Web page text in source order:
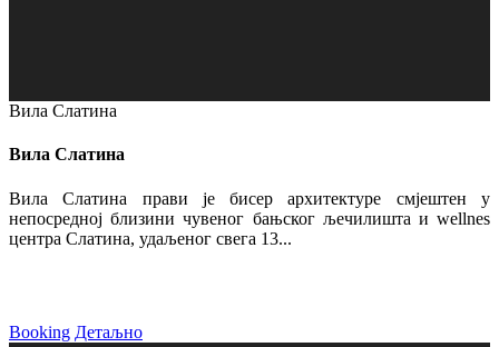
Вила Слатина
Вила Слатина
Вила Слатина прави је бисер архитектуре смјештен у
непосредној близини чувеног бањског љечилишта и wellnes
центра Слатина, удаљеног свега 13...
Booking Детаљно